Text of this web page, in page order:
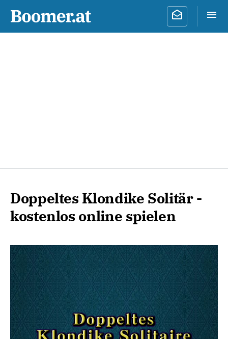
Doppeltes Klondike Solitär -
kostenlos online spielen